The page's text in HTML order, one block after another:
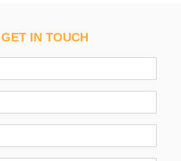
GET IN TOUCH